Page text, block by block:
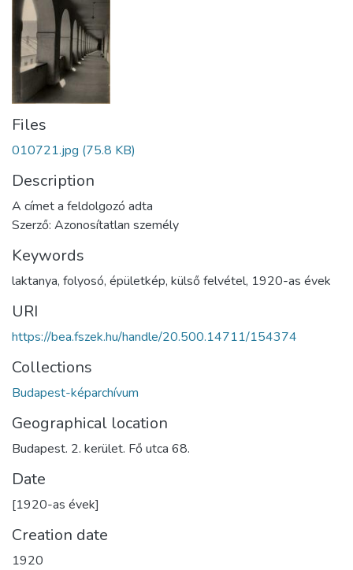
Files
010721.jpg (75.8 KB)
Description
A címet a feldolgozó adta
Szerző: Azonosítatlan személy
Keywords
laktanya, folyosó, épületkép, külső felvétel, 1920-as évek
URI
https://bea.fszek.hu/handle/20.500.14711/154374
Collections
Budapest-képarchívum
Geographical location
Budapest. 2. kerület. Fő utca 68.
Date
[1920-as évek]
Creation date
1920